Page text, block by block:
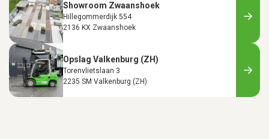
Showroom Zwaanshoek
Hillegommerdijk 554
2136 KX Zwaanshoek
Opslag Valkenburg (ZH)
Torenvlietslaan 3
2235 SM Valkenburg (ZH)